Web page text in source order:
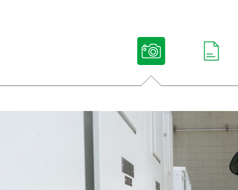
submenú para Nuestras voces
submenú para Multimedia
submenú para Redes sociales